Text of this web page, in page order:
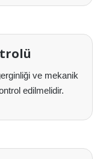
ve mekanik
edilmelidir.